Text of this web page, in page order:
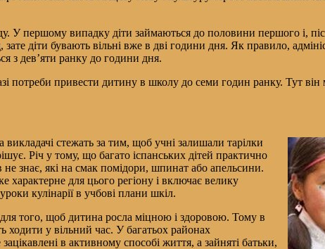
У першому випадку діти займаються до половини першого і,
діти бувають вільні вже в дві години дня. Як правило,
з дев’яти ранку до години дня.
потреби привести дитину в школу до семи годин ранку. Тут
викладачі стежать за тим, щоб учні залишали тарілки
Річ у тому, що багато іспанських дітей практично
не знає, які на смак помідори, шпинат або апельсини.
характерне для цього регіону і включає велику
кулінарії в учбові плани шкіл.
для того, щоб дитина росла міцною і здоровою. Тому в
ходити у вільний час. У багатьох районах
в активному способі життя, а зайняті батьки,